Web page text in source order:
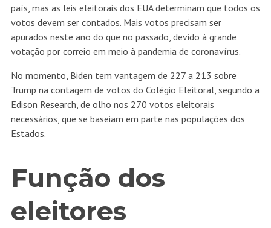
país, mas as leis eleitorais dos EUA determinam que todos os
votos devem ser contados. Mais votos precisam ser
apurados neste ano do que no passado, devido à grande
votação por correio em meio à pandemia de coronavírus.
No momento, Biden tem vantagem de 227 a 213 sobre
Trump na contagem de votos do Colégio Eleitoral, segundo a
Edison Research, de olho nos 270 votos eleitorais
necessários, que se baseiam em parte nas populações dos
Estados.
Função dos
eleitores